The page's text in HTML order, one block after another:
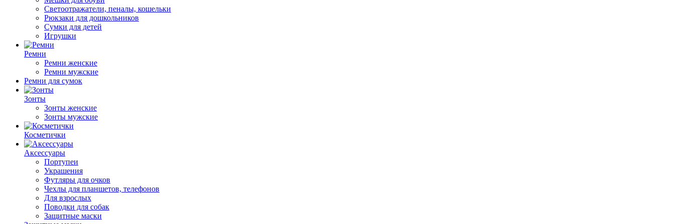
Светоотражатели, пеналы, кошельки
Рюкзаки для дошкольников
Сумки для детей
Игрушки
Ремни
Ремни женские
Ремни мужские
Ремни для сумок
Зонты
Зонты женские
Зонты мужские
Косметички
Аксессуары
Портупеи
Украшения
Футляры для очков
Чехлы для планшетов, телефонов
Для взрослых
Поводки для собак
Защитные маски